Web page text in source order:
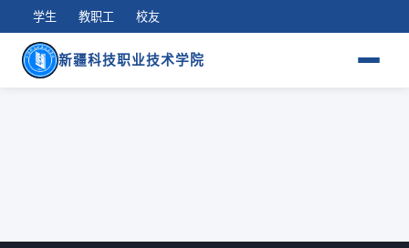
学生 教职工 校友
新疆科技职业技术学院